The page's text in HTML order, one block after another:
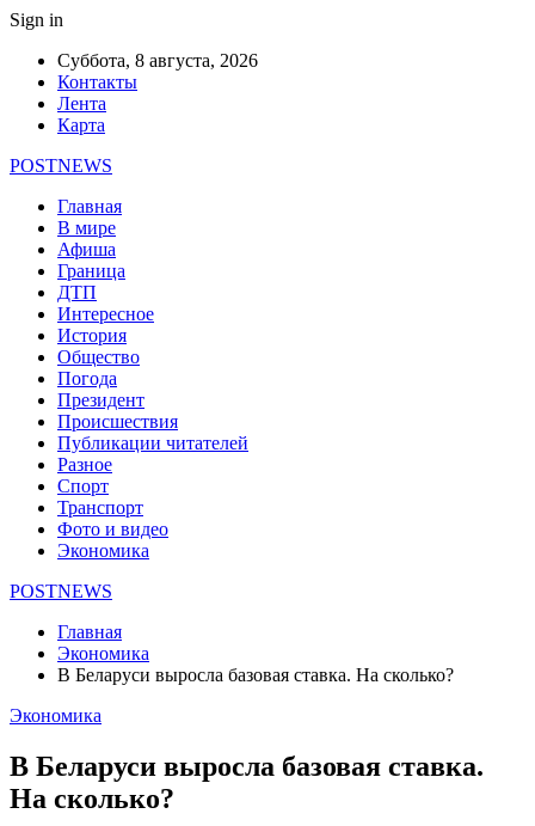
Sign in
Суббота, 8 августа, 2026
Контакты
Лента
Карта
POSTNEWS
Главная
В мире
Афиша
Граница
ДТП
Интересное
История
Общество
Погода
Президент
Происшествия
Публикации читателей
Разное
Спорт
Транспорт
Фото и видео
Экономика
POSTNEWS
Главная
Экономика
В Беларуси выросла базовая ставка. На сколько?
Экономика
В Беларуси выросла базовая ставка.
На сколько?